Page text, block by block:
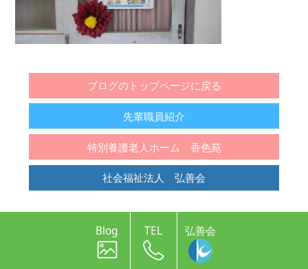
ブログのトップページに戻る
先輩職員紹介
特別養護老人ホーム 香色苑
社会福祉法人 弘善会
Blog TEL 弘善会